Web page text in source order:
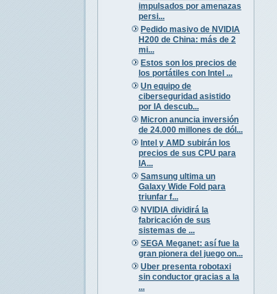
impulsados por amenazas
persi...
Pedido masivo de NVIDIA
H200 de China: más de 2
mi...
Estos son los precios de
los portátiles con Intel ...
Un equipo de
ciberseguridad asistido
por IA descub...
Micron anuncia inversión
de 24.000 millones de dól...
Intel y AMD subirán los
precios de sus CPU para
IA...
Samsung ultima un
Galaxy Wide Fold para
triunfar f...
NVIDIA dividirá la
fabricación de sus
sistemas de ...
SEGA Meganet: así fue la
gran pionera del juego on...
Uber presenta robotaxi
sin conductor gracias a la
...